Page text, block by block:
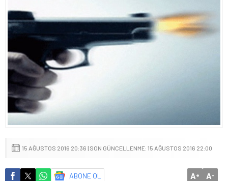
15 AĞUSTOS 2016 20:36 | SON GÜNCELLENME: 15 AĞUSTOS 2016 22:00
ABONE OL A+ A-